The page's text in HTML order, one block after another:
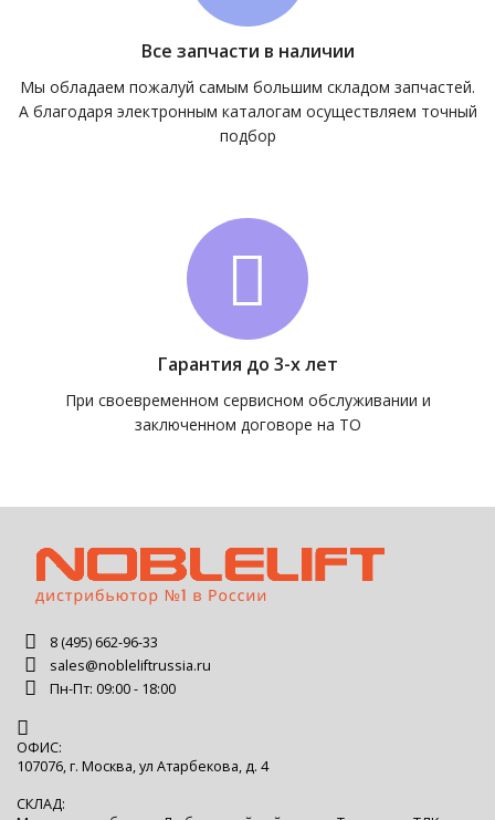
Все запчасти в наличии
Мы обладаем пожалуй самым большим складом запчастей.
А благодаря электронным каталогам осуществляем точный
подбор
Гарантия до 3-х лет
При своевременном сервисном обслуживании и
заключенном договоре на ТО
8 (495) 662-96-33
sales@nobleliftrussia.ru
Пн-Пт: 09:00 - 18:00
ОФИС:
107076, г. Москва, ул Атарбекова, д. 4
СКЛАД: